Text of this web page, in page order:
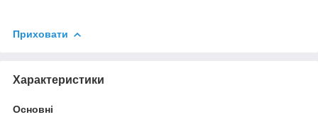
Приховати
Характеристики
Основні